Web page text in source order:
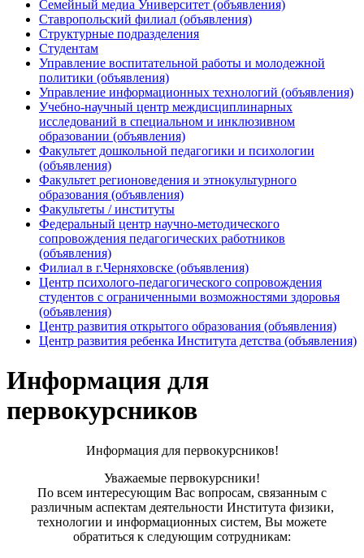
Семейный медиа Университет (объявления)
Ставропольский филиал (объявления)
Структурные подразделения
Студентам
Управление воспитательной работы и молодежной
политики (объявления)
Управление информационных технологий (объявления)
Учебно-научный центр междисциплинарных
исследований в специальном и инклюзивном
образовании (объявления)
Факультет дошкольной педагогики и психологии
(объявления)
Факультет регионоведения и этнокультурного
образования (объявления)
Факультеты / институты
Федеральный центр научно-методического
сопровождения педагогических работников
(объявления)
Филиал в г.Черняховске (объявления)
Центр психолого-педагогического сопровождения
студентов с ограниченными возможностями здоровья
(объявления)
Центр развития открытого образования (объявления)
Центр развития ребенка Института детства (объявления)
Информация для
первокурсников
Информация для первокурсников!
Уважаемые первокурсники!
По всем интересующим Вас вопросам, связанным с
различным аспектам деятельности Института физики,
технологии и информационных систем, Вы можете
обратиться к следующим сотрудникам: